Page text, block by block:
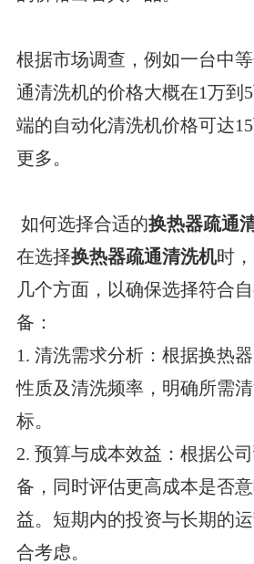
根据市场调查，例如一台中
通清洗机的价格大概在1万到
端的自动化清洗机价格可达
更多。
如何选择合适的换热器疏通
在选择换热器疏通清洗机时
几个方面，以确保选择符合
备：
1. 清洗需求分析：根据换热
性质及清洗频率，明确所需
标。
2. 预算与成本效益：根据公
备，同时评估更高成本是否
益。短期内的投资与长期的
合考虑。